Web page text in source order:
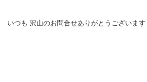
いつも 沢山のお問合せありがとうございます